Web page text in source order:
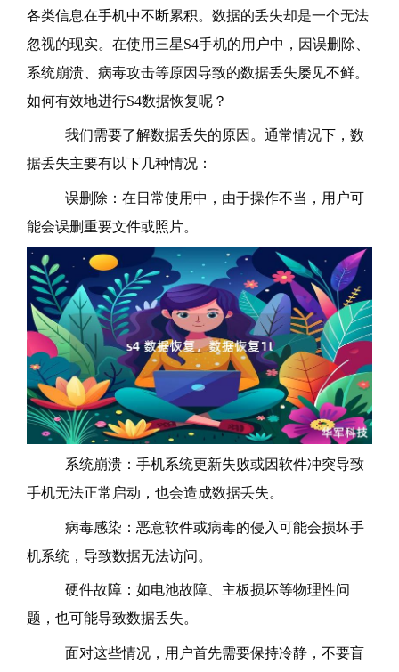
各类信息在手机中不断累积。数据的丢失却是一个无法
忽视的现实。在使用三星S4手机的用户中，因误删除、
系统崩溃、病毒攻击等原因导致的数据丢失屡见不鲜。
如何有效地进行S4数据恢复呢？
我们需要了解数据丢失的原因。通常情况下，数
据丢失主要有以下几种情况：
误删除：在日常使用中，由于操作不当，用户可
能会误删重要文件或照片。
系统崩溃：手机系统更新失败或因软件冲突导致
手机无法正常启动，也会造成数据丢失。
病毒感染：恶意软件或病毒的侵入可能会损坏手
机系统，导致数据无法访问。
硬件故障：如电池故障、主板损坏等物理性问
题，也可能导致数据丢失。
面对这些情况，用户首先需要保持冷静，不要盲